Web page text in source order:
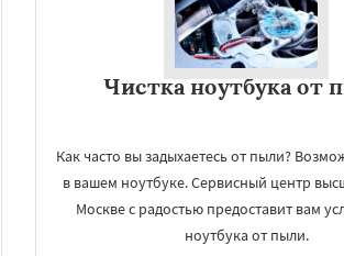
Чистка ноутбука от
Как часто вы задыхаетесь от пыли?
в вашем ноутбуке. Сервисный центр
Москве с радостью предоставит вам
ноутбука от пыли.
Даю согласие на обработку персональных